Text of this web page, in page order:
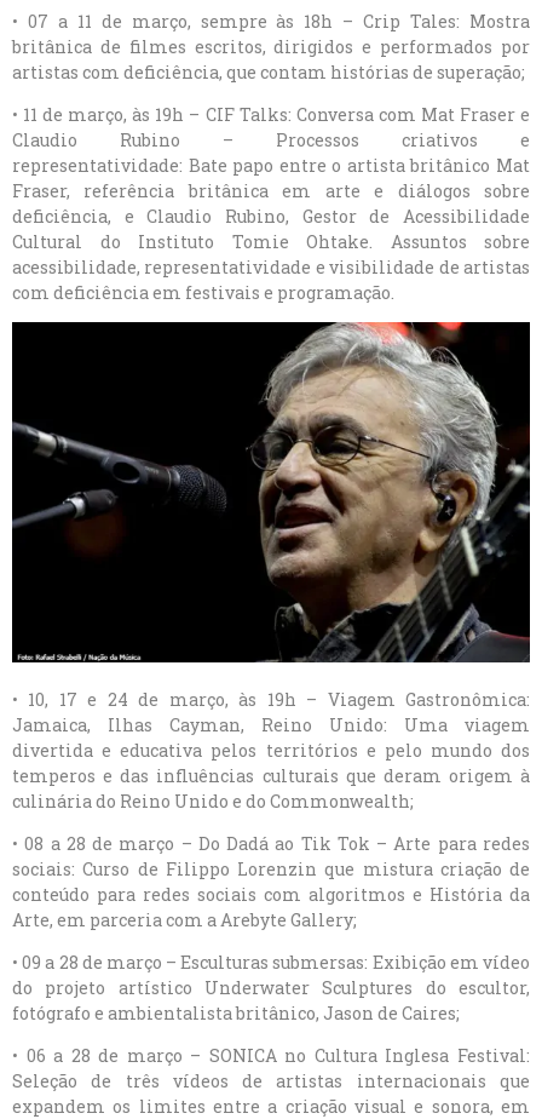
• 07 a 11 de março, sempre às 18h – Crip Tales: Mostra
britânica de filmes escritos, dirigidos e performados por
artistas com deficiência, que contam histórias de superação;
• 11 de março, às 19h – CIF Talks: Conversa com Mat Fraser e
Claudio Rubino – Processos criativos e
representatividade: Bate papo entre o artista britânico Mat
Fraser, referência britânica em arte e diálogos sobre
deficiência, e Claudio Rubino, Gestor de Acessibilidade
Cultural do Instituto Tomie Ohtake. Assuntos sobre
acessibilidade, representatividade e visibilidade de artistas
com deficiência em festivais e programação.
• 10, 17 e 24 de março, às 19h – Viagem Gastronômica:
Jamaica, Ilhas Cayman, Reino Unido: Uma viagem
divertida e educativa pelos territórios e pelo mundo dos
temperos e das influências culturais que deram origem à
culinária do Reino Unido e do Commonwealth;
• 08 a 28 de março – Do Dadá ao Tik Tok – Arte para redes
sociais: Curso de Filippo Lorenzin que mistura criação de
conteúdo para redes sociais com algoritmos e História da
Arte, em parceria com a Arebyte Gallery;
• 09 a 28 de março – Esculturas submersas: Exibição em vídeo
do projeto artístico Underwater Sculptures do escultor,
fotógrafo e ambientalista britânico, Jason de Caires;
• 06 a 28 de março – SONICA no Cultura Inglesa Festival:
Seleção de três vídeos de artistas internacionais que
expandem os limites entre a criação visual e sonora, em